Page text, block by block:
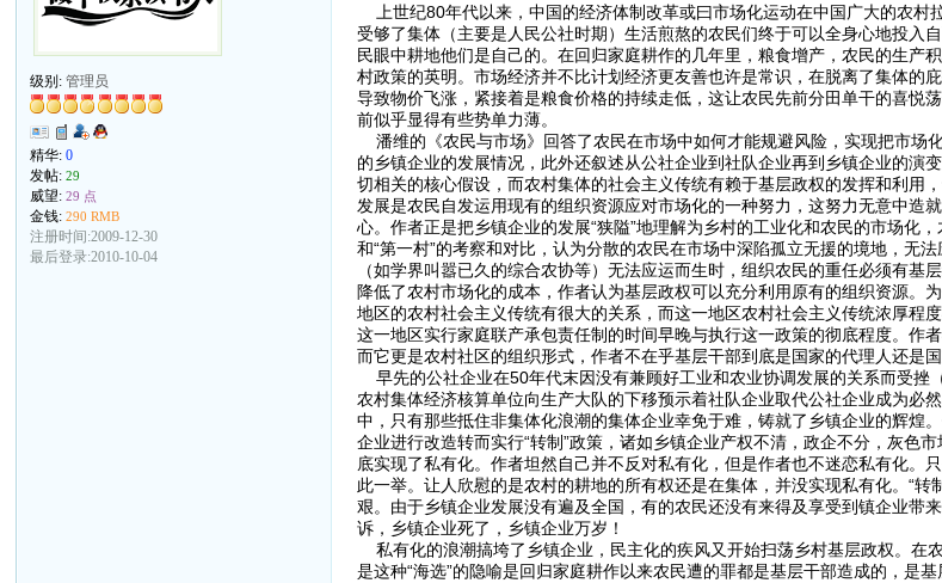
级别:管理员
精华:0
发帖:29
威望:29 点
金钱:290 RMB
注册时间:2009-12-30
最后登录:2010-10-04
上世纪80年代以来，中国的经济体制改革或曰市场化运动在中国广大的农村
受够了集体（主要是人民公社时期）生活煎熬的农民们终于可以全身心地投入
民眼中耕地他们是自己的。在回归家庭耕作的几年里，粮食增产，农民的生
村政策的英明。市场经济并不比计划经济更友善也许是常识，在脱离了集体
导致物价飞涨，紧接着是粮食价格的持续走低，这让农民先前分田单干的喜悦
前似乎显得有些势单力薄。
潘维的《农民与市场》回答了农民在市场中如何才能规避风险，实现把市
的乡镇企业的发展情况，此外还叙述从公社企业到社队企业再到乡镇企业的
切相关的核心假设，而农村集体的社会主义传统有赖于基层政权的发挥和利用
发展是农民自发运用现有的组织资源应对市场化的一种努力，这努力无意中
心。作者正是把乡镇企业的发展“狭隘”地理解为乡村的工业化和农民的市场化
和“第一村”的考察和对比，认为分散的农民在市场中深陷孤立无援的境地，无
（如学界叫嚣已久的综合农协等）无法应运而生时，组织农民的重任必须有
降低了农村市场化的成本，作者认为基层政权可以充分利用原有的组织资源。
地区的农村社会主义传统有很大的关系，而这一地区农村社会主义传统浓厚程
这一地区实行家庭联产承包责任制的时间早晚与执行这一政策的彻底程度。作
而它更是农村社区的组织形式，作者不在乎基层干部到底是国家的代理人还是
早先的公社企业在50年代末因没有兼顾好工业和农业协调发展的关系而受挫
农村集体经济核算单位向生产大队的下移预示着社队企业取代公社企业成为
中，只有那些抵住非集体化浪潮的集体企业幸免于难，铸就了乡镇企业的辉煌
企业进行改造转而实行“转制”政策，诸如乡镇企业产权不清，政企不分，灰色
底实现了私有化。作者坦然自己并不反对私有化，但是作者也不迷恋私有化
此一举。让人欣慰的是农村的耕地的所有权还是在集体，并没实现私有化。“
艰。由于乡镇企业发展没有遍及全国，有的农民还没有来得及享受到镇企业带
诉，乡镇企业死了，乡镇企业万岁！
私有化的浪潮搞垮了乡镇企业，民主化的疾风又开始扫荡乡村基层政权。在
是这种“海选”的隐喻是回归家庭耕作以来农民遭的罪都是基层干部造成的，是